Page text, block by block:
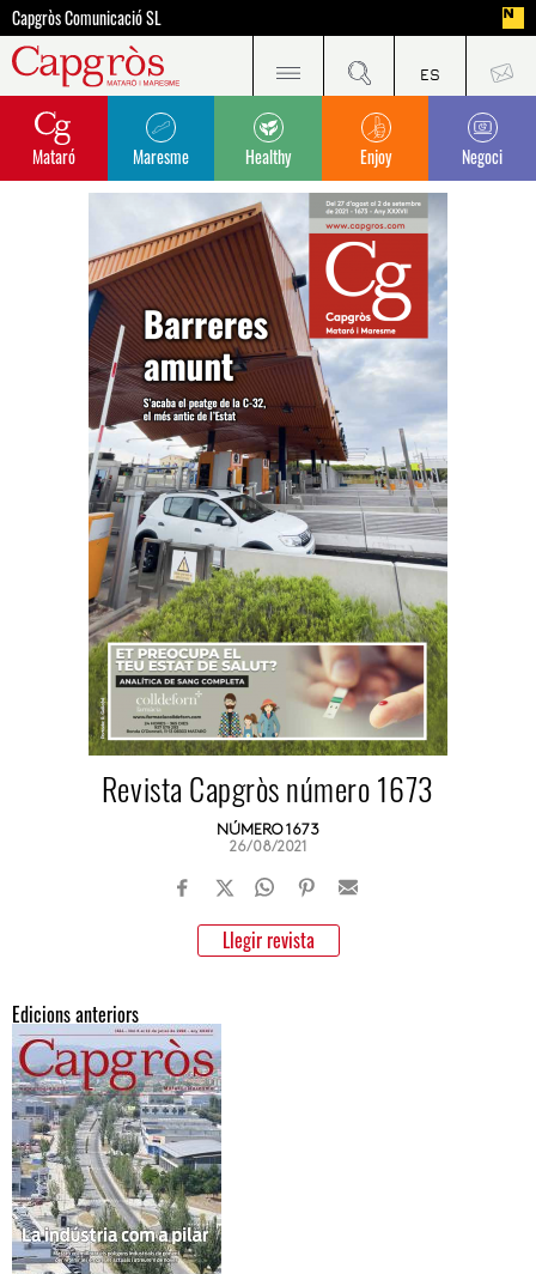
Capgròs Comunicació SL
Mataró Maresme Healthy Enjoy Negoci
Revista Capgròs número 1673
NÚMERO 1673
26/08/2021
Llegir revista
Edicions anteriors